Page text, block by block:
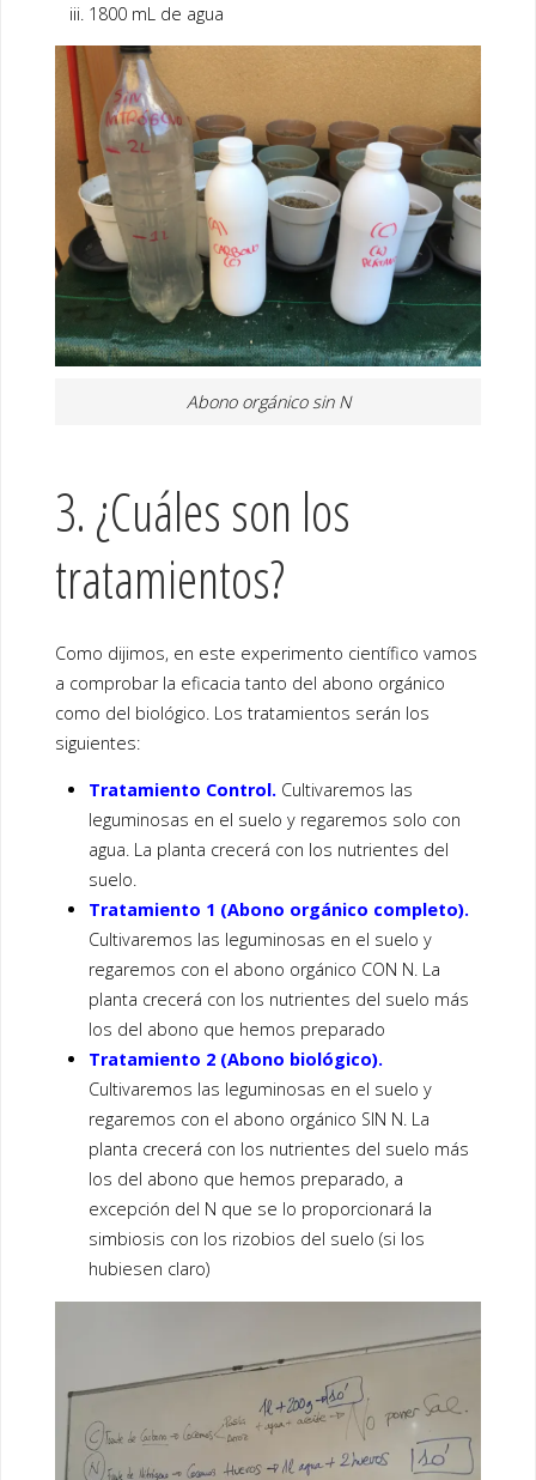
1800 mL de agua
Abono orgánico sin N
3. ¿Cuáles son los
tratamientos?
Como dijimos, en este experimento científico vamos
a comprobar la eficacia tanto del abono orgánico
como del biológico. Los tratamientos serán los
siguientes:
Tratamiento Control. Cultivaremos las
leguminosas en el suelo y regaremos solo con
agua. La planta crecerá con los nutrientes del
suelo.
Tratamiento 1 (Abono orgánico completo).
Cultivaremos las leguminosas en el suelo y
regaremos con el abono orgánico CON N. La
planta crecerá con los nutrientes del suelo más
los del abono que hemos preparado
Tratamiento 2 (Abono biológico).
Cultivaremos las leguminosas en el suelo y
regaremos con el abono orgánico SIN N. La
planta crecerá con los nutrientes del suelo más
los del abono que hemos preparado, a
excepción del N que se lo proporcionará la
simbiosis con los rizobios del suelo (si los
hubiesen claro)